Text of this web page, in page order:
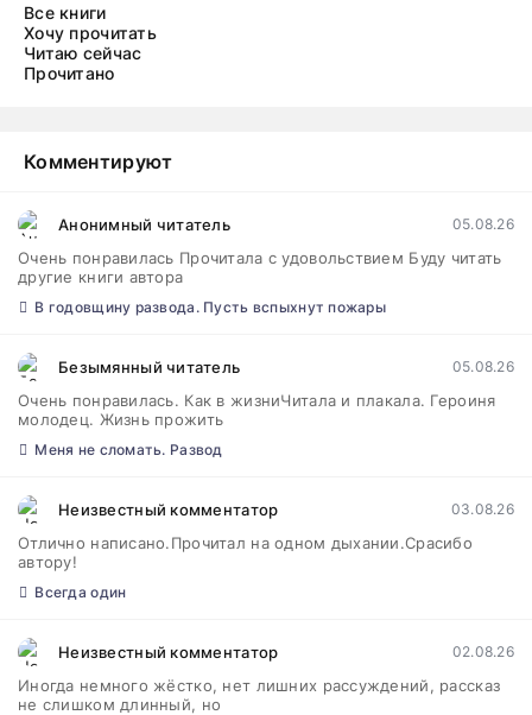
Все книги
Хочу прочитать
Читаю сейчас
Прочитано
Комментируют
Анонимный читатель 05.08.26
Очень понравилась Прочитала с удовольствием Буду читать
другие книги автора
В годовщину развода. Пусть вспыхнут пожары
Безымянный читатель 05.08.26
Очень понравилась. Как в жизниЧитала и плакала. Героиня
молодец. Жизнь прожить
Меня не сломать. Развод
Неизвестный комментатор 03.08.26
Отлично написано.Прочитал на одном дыхании.Срасибо
автору!
Всегда один
Неизвестный комментатор 02.08.26
Иногда немного жёстко, нет лишних рассуждений, рассказ
не слишком длинный, но